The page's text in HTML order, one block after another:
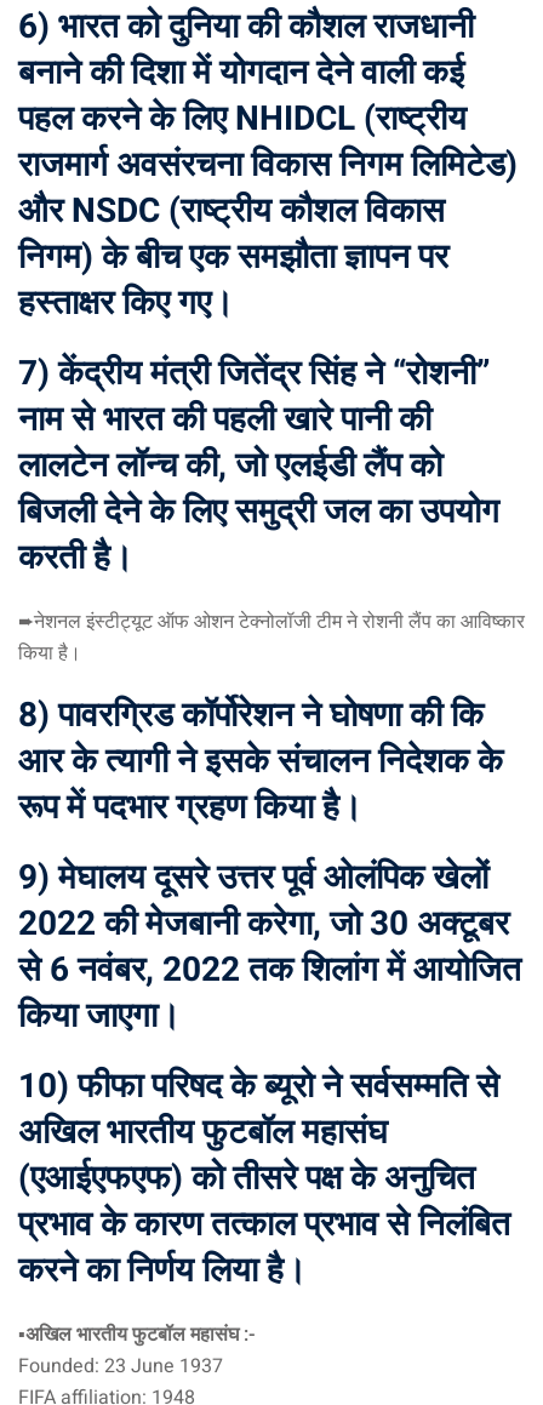
6) भारत को दुनिया की कौशल राजधानी
बनाने की दिशा में योगदान देने वाली कई
पहल करने के लिएNHIDCL(राष्ट्रीय
राजमार्ग अवसंरचना विकास निगम लिमिटेड)
और NSDC (राष्ट्रीय कौशल विकास
निगम) के बीच एक समझौता ज्ञापन पर
हस्ताक्षर किए गए।
7) केंद्रीय मंत्री जितेंद्र सिंह ने “रोशनी”
नाम से भारत की पहली खारे पानी की
लालटेन लॉन्च की, जो एलईडी लैंप को
बिजली देने के लिए समुद्री जल का उपयोग
करती है।
➨नेशनल इंस्टीट्यूट ऑफ ओशन टेक्नोलॉजी टीम ने रोशनी लैंप का आविष्कार
किया है।
8) पावरग्रिड कॉर्पोरेशन ने घोषणा की कि
आर के त्यागी ने इसके संचालन निदेशक के
रूप में पदभार ग्रहण किया है।
9) मेघालय दूसरे उत्तर पूर्व ओलंपिक खेलों
2022 की मेजबानी करेगा, जो 30 अक्टूबर
से 6 नवंबर, 2022 तक शिलांग में आयोजित
किया जाएगा।
10) फीफा परिषद के ब्यूरो ने सर्वसम्मति से
अखिल भारतीय फुटबॉल महासंघ
(एआईएफएफ) को तीसरे पक्ष के अनुचित
प्रभाव के कारण तत्काल प्रभाव से निलंबित
करने का निर्णय लिया है।
▪️अखिल भारतीय फुटबॉल महासंघ :-
Founded: 23 June 1937
FIFA affiliation: 1948